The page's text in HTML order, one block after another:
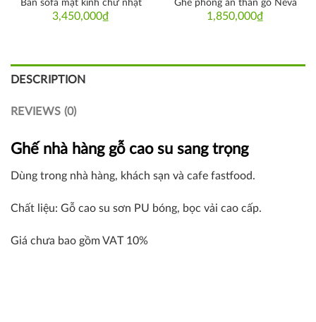
3,450,000₫
Bàn sofa mặt kính chữ nhật
1,850,000₫
Ghế phòng ăn thân gỗ Neva
DESCRIPTION
REVIEWS (0)
Ghế nhà hàng gỗ cao su sang trọng
Dùng trong nhà hàng, khách sạn và cafe fastfood.
Chất liệu: Gỗ cao su sơn PU bóng, bọc vải cao cấp.
Giá chưa bao gồm VAT 10%